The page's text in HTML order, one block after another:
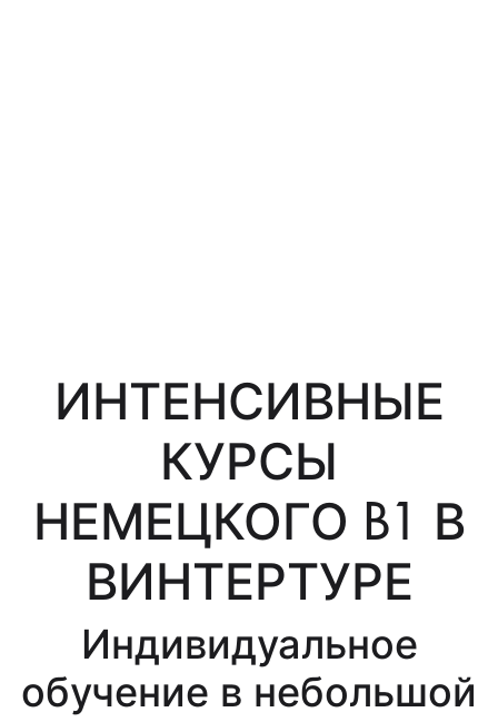
ИНТЕНСИВНЫЕ
КУРСЫ
НЕМЕЦКОГО B1 В
ВИНТЕРТУРЕ
Индивидуальное
обучение в небольшой